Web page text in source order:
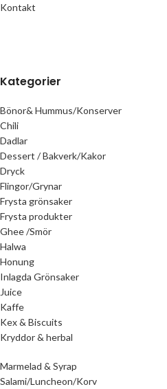
Kontakt
Kategorier
Bönor& Hummus/Konserver
Chili
Dadlar
Dessert / Bakverk/Kakor
Dryck
Flingor/Grynar
Frysta grönsaker
Frysta produkter
Ghee /Smör
Halwa
Honung
Inlagda Grönsaker
Juice
Kaffe
Kex & Biscuits
Kryddor & herbal
Marmelad & Syrap
Salami/Luncheon/Korv